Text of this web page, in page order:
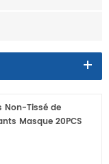
Non-Tissé de
Masque 20PCS